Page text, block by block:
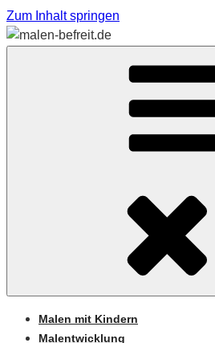
Zum Inhalt springen
MALEN-
Sabine Feickert – Atelier für
Malen mit Kindern
Malentwicklung